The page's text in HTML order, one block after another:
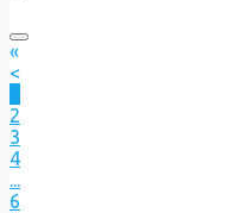
«
<
2
3
4
...
6